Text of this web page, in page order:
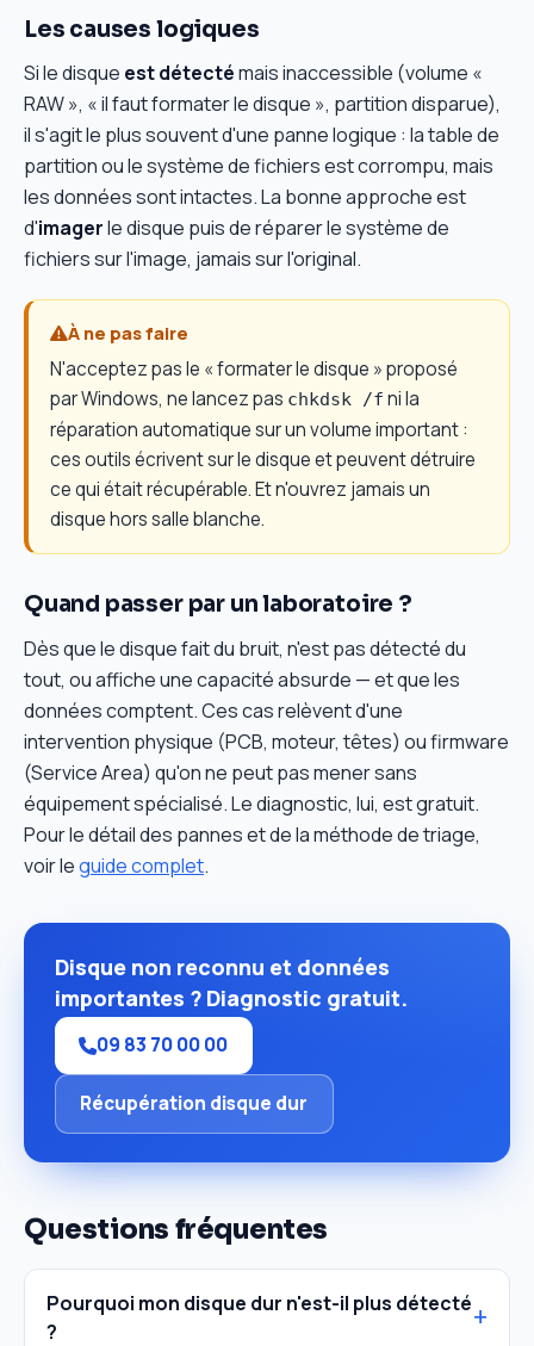
Les causes logiques
Si le disque est détectémais inaccessible (volume «
RAW », « il faut formater le disque », partition disparue),
il s'agit le plus souvent d'une panne logique : la table de
partition ou le système de fichiers est corrompu, mais
les données sont intactes. La bonne approche est
d'imagerle disque puis de réparer le système de
fichiers sur l'image, jamais sur l'original.
À ne pas faire
N'acceptez pas le « formater le disque » proposé
par Windows, ne lancez pas chkdsk /f ni la
réparation automatique sur un volume important :
ces outils écrivent sur le disque et peuvent détruire
ce qui était récupérable. Et n'ouvrez jamais un
disque hors salle blanche.
Quand passer par un laboratoire ?
Dès que le disque fait du bruit, n'est pas détecté du
tout, ou affiche une capacité absurde — et que les
données comptent. Ces cas relèvent d'une
intervention physique (PCB, moteur, têtes) ou firmware
(Service Area) qu'on ne peut pas mener sans
équipement spécialisé. Le diagnostic, lui, est gratuit.
Pour le détail des pannes et de la méthode de triage,
voir leguide complet.
Disque non reconnu et données
importantes ? Diagnostic gratuit.
09 83 70 00 00
Récupération disque dur
Questions fréquentes
Pourquoi mon disque dur n'est-il plus détecté
?